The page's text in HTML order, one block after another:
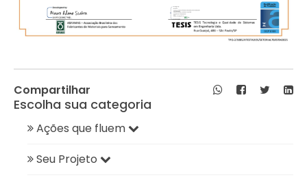
Compartilhar
Escolha sua categoria
Ações que fluem
Seu Projeto